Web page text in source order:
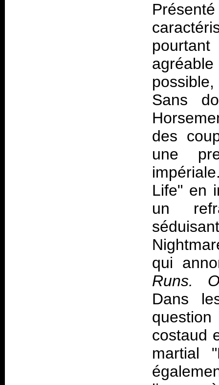
Sans
des
une
Life" en
un
qui
Runs.
Dans
costaud
martial